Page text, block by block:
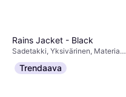
Rains Jacket - Black
Sadetakki, Yksivärinen, Materiaali:
Polyesteri, Polyuretaani,
Tuulenpitävä, Vedenpitävä,
63 €
7 kauppoja
Trendaava